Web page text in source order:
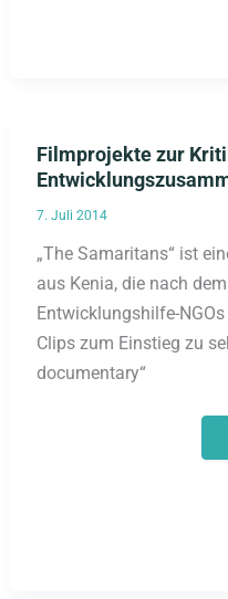
Filmprojekte zur
7. Juli 2014
„The Samaritans“ ist
aus Kenia, die nach
Entwicklungshilfe-
Clips zum Einstieg zu
documentary“